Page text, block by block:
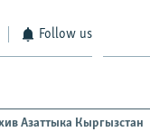
Follow us
Азаттыка Кыргызстан